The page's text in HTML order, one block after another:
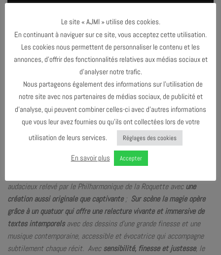
Dans la presse
Il y a des œuvres que l’on croit connaître par cœur et pourtant
audacieux relevé par le Philharmonique de la Roquette avecune
création aussi originale que captivante; Sur scène la magie opère
grâce à un quatuor qui offre une relecture vivante et immersive de
textes intemporelsavec des dessins d’une grande finesse et une
musique contemporaine, accessible et évocatrice qui accompagne
subtilement chaque récit. Avecsensibilité, finesse et justesse, le
Le site « AJMI » utilise des cookies.
En continuant à naviguer sur ce site, vous acceptez cette utilisation.
Les cookies nous permettent de personnaliser le contenu et les
annonces, d’offrir des fonctionnalités relatives aux médias sociaux et
d’analyser notre trafic.
Nous partageons également des informations sur l’utilisation de
notre site avec nos partenaires de médias sociaux, de publicité et
d’analyse, qui peuvent combiner celles-ci avec d’autres informations
que vous leur avez fournies ou qu’ils ont collectées lors de votre
utilisation de leurs services.
Réglages des cookies
En savoir plus Accepter